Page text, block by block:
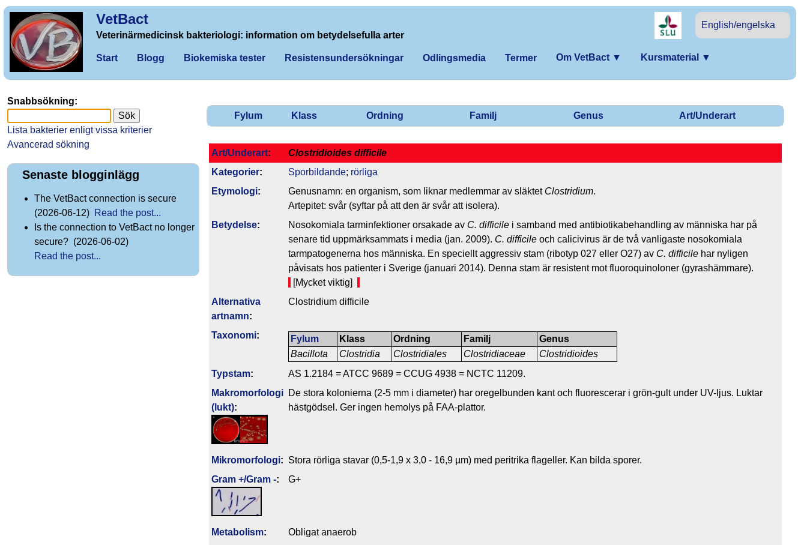
VetBact
English/engelska
Veterinärmedicinsk bakteriologi: information om betydelsefulla arter
Start Blogg Biokemiska tester Resistensundersökningar Odlingsmedia Termer Om VetBact ▼ Kursmaterial ▼
Fylum Klass Ordning Familj Genus Art/Underart
Art/Underart:
Clostridioides difficile
Kategorier: Sporbildande; rörliga
Etymologi: Genusnamn: en organism, som liknar medlemmar av släktet Clostridium.
Artepitet: svår (syftar på att den är svår att isolera).
Betydelse: Nosokomiala tarminfektioner orsakade av C. difficile i samband med antibiotikabehandling av människa har på
senare tid uppmärksammats i media (jan. 2009). C. difficile och calicivirus är de två vanligaste nosokomiala
tarmpatogenerna hos människa. En speciellt aggressiv stam (ribotyp 027 eller O27) av C. difficile har nyligen
påvisats hos patienter i Sverige (januari 2014). Denna stam är resistent mot fluoroquinoloner (gyrashämmare).
[Mycket viktig]
Alternativa
artnamn:
Clostridium difficile
Taxonomi:
Fylum
Bacillota
Klass
Clostridia
Ordning
Clostridiales
Familj
Clostridiaceae
Genus
Clostridioides
Typstam:
AS 1.2184 = ATCC 9689 = CCUG 4938 = NCTC 11209.
Makromorfologi
(lukt):
De stora kolonierna (2-5 mm i diameter) har oregelbunden kant och fluorescerar i grön-gult under UV-ljus. Luktar
hästgödsel. Ger ingen hemolys på FAA-plattor.
Mikromorfologi: Stora rörliga stavar (0,5-1,9 x 3,0 - 16,9 µm) med peritrika flageller. Kan bilda sporer.
Gram +/Gram -: G+
Metabolism:
Obligat anaerob
Snabbsökning:
Lista bakterier enligt vissa kriterier
Avancerad sökning
Senaste blogginlägg
The VetBact connection is secure
(2026-06-12) Read the post...
Is the connection to VetBact no longer
secure? (2026-06-02)
Read the post...